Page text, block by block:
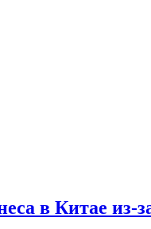
в Китае из-